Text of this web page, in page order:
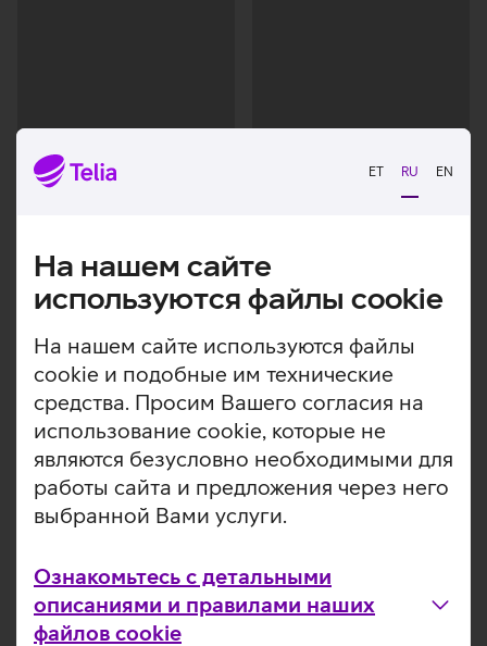
ET RU EN
На нашем сайте
используются файлы cookie
На нашем сайте используются файлы
cookie и подобные им технические
средства. Просим Вашего согласия на
использование cookie, которые не
являются безусловно необходимыми для
работы сайта и предложения через него
выбранной Вами услуги.
Ознакомьтесь с детальными
описаниями и правилами наших
файлов cookie
данных
данных